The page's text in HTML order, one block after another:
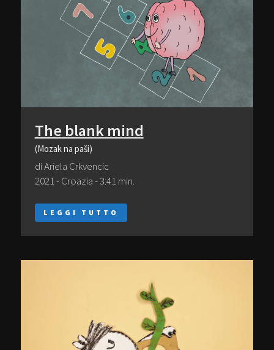
The blank mind
(Mozak na paši)
di Ariela Crkvencic
2021 - Croazia - 3:41 min.
LEGGI TUTTO